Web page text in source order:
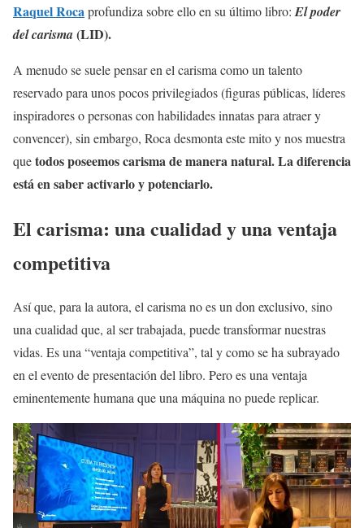
Raquel Roca profundiza sobre ello en su último libro: El poder
del carisma(LID).
A menudo se suele pensar en el carisma como un talento
reservado para unos pocos privilegiados (figuras públicas, líderes
inspiradores o personas con habilidades innatas para atraer y
convencer), sin embargo, Roca desmonta este mito y nos muestra
quetodos poseemos carisma de manera natural. La diferencia
está en saber activarlo y potenciarlo.
El carisma: una cualidad y una ventaja
competitiva
Así que, para la autora, el carisma no es un don exclusivo, sino
una cualidad que, al ser trabajada, puede transformar nuestras
vidas. Es una “ventaja competitiva”, tal y como se ha subrayado
en el evento de presentación del libro. Pero es una ventaja
eminentemente humana que una máquina no puede replicar.